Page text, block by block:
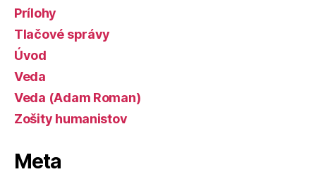
Prílohy
Tlačové správy
Úvod
Veda
Veda (Adam Roman)
Zošity humanistov
Meta